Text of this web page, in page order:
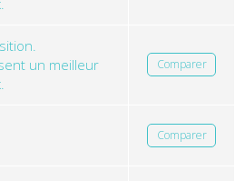
un meilleur
Comparer
Comparer